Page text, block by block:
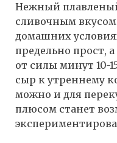
Нежный
сливочным вкусом
домашних
предельно прост,
от силы минут 10-
сыр к утреннему
можно и для
плюсом станет